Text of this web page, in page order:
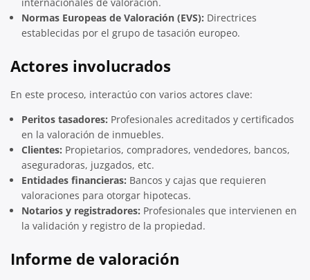
internacionales de valoración.
Normas Europeas de Valoración (EVS): Directrices
establecidas por el grupo de tasación europeo.
Actores involucrados
En este proceso, interactúo con varios actores clave:
Peritos tasadores: Profesionales acreditados y certificados
en la valoración de inmuebles.
Clientes: Propietarios, compradores, vendedores, bancos,
aseguradoras, juzgados, etc.
Entidades financieras: Bancos y cajas que requieren
valoraciones para otorgar hipotecas.
Notarios y registradores: Profesionales que intervienen en
la validación y registro de la propiedad.
Informe de valoración